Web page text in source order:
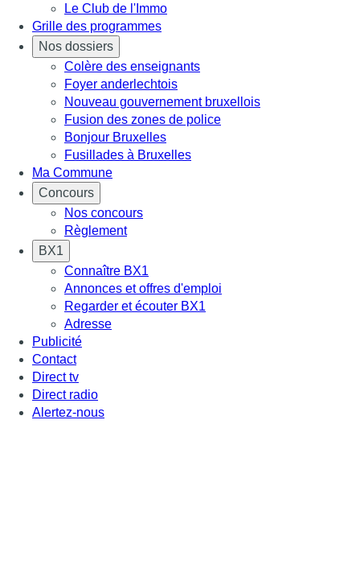
Le Club de l'Immo
Grille des programmes
Nos dossiers
Colère des enseignants
Foyer anderlechtois
Nouveau gouvernement bruxellois
Fusion des zones de police
Bonjour Bruxelles
Fusillades à Bruxelles
Ma Commune
Concours
Nos concours
Règlement
BX1
Connaître BX1
Annonces et offres d'emploi
Regarder et écouter BX1
Adresse
Publicité
Contact
Direct tv
Direct radio
Alertez-nous